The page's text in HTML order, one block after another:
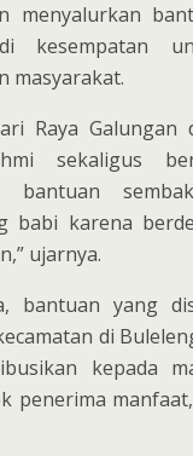
menyalurkan
kesempatan
masyarakat.
Raya Galungan
sekaligus
bantuan
babi karena
ujarnya.
bantuan yang
di
kepada
penerima